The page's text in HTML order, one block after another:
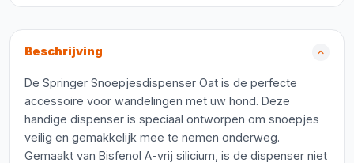
Beschrijving
De Springer Snoepjesdispenser Oat is de perfecte
accessoire voor wandelingen met uw hond. Deze
handige dispenser is speciaal ontworpen om snoepjes
veilig en gemakkelijk mee te nemen onderweg.
Gemaakt van Bisfenol A-vrij silicium, is de dispenser niet